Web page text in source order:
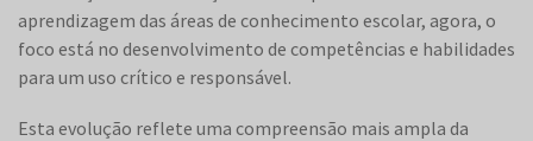
aprendizagem das áreas de conhecimento escolar, agora, o
foco está no desenvolvimento de competências e habilidades
para um uso crítico e responsável.
Esta evolução reflete uma compreensão mais ampla da